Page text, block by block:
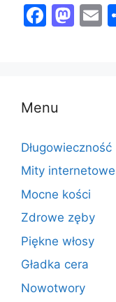
F
b
o
k
M
n
E
Menu
Długowieczność
Mity internetowe
Mocne kości
Zdrowe zęby
Piękne włosy
Gładka cera
Nowotwory